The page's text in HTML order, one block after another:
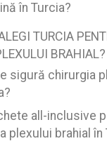
în Turcia?
TURCIA
BRAHIAL?
sigură chirurgia
all-inclusive
plexului brahial în